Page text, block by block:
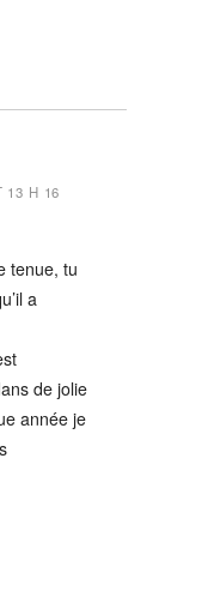
13 H 16
tenue, tu
a
de jolie
année je